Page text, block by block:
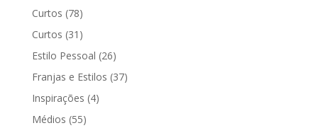
Curtos (78)
Curtos (31)
Estilo Pessoal (26)
Franjas e Estilos (37)
Inspirações (4)
Médios (55)